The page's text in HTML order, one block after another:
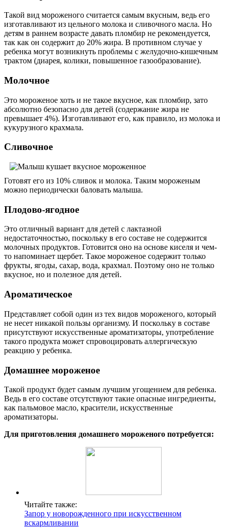
Такой вид мороженого считается самым вкусным, ведь его
изготавливают из цельного молока и сливочного масла. Но
детям в раннем возрасте давать пломбир не рекомендуется,
так как он содержит до 20% жира. В противном случае у
ребенка могут возникнуть проблемы с желудочно-кишечным
трактом (диарея, колики, повышенное газообразование).
Молочное
Это мороженое хоть и не такое вкусное, как пломбир, зато
абсолютно безопасно для детей (содержание жира не
превышает 4%). Изготавливают его, как правило, из молока и
кукурузного крахмала.
Сливочное
Готовят его из 10% сливок и молока. Таким мороженым
можно периодически баловать малыша.
Плодово-ягодное
Это отличный вариант для детей с лактазной
недостаточностью, поскольку в его составе не содержится
молочных продуктов. Готовится оно на основе киселя и чем-
то напоминает щербет. Такое мороженое содержит только
фрукты, ягоды, сахар, вода, крахмал. Поэтому оно не только
вкусное, но и полезное для детей.
Ароматическое
Представляет собой один из тех видов мороженого, который
не несет никакой пользы организму. И поскольку в составе
присутствуют искусственные ароматизаторы, употребление
такого продукта может спровоцировать аллергическую
реакцию у ребенка.
Домашнее мороженое
Такой продукт будет самым лучшим угощением для ребенка.
Ведь в его составе отсутствуют такие опасные ингредиенты,
как пальмовое масло, красители, искусственные
ароматизаторы.
Для приготовления домашнего мороженого потребуется:
Читайте также:
Запор у новорожденного при искусственном
вскармливании